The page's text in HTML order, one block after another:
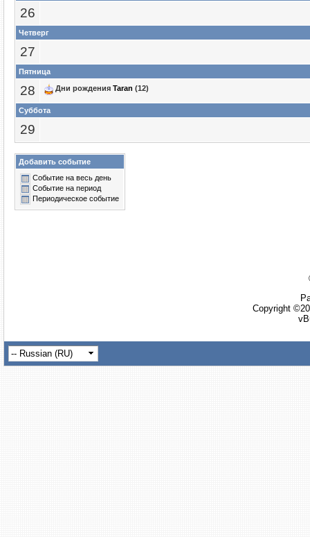
26
Четверг
27
Пятница
28 Дни рождения Taran (12)
Суббота
29
Добавить событие
Событие на весь день
Событие на период
Периодическое событие
Copyright